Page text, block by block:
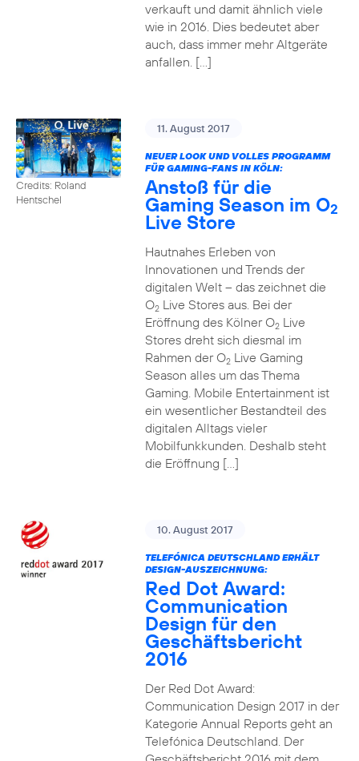
verkauft und damit ähnlich viele
wie in 2016. Dies bedeutet aber
auch, dass immer mehr Altgeräte
anfallen. […]
Credits: Roland
Hentschel
11. August 2017
NEUER LOOK UND VOLLES PROGRAMM
FÜR GAMING-FANS IN KÖLN:
Anstoß für die
Gaming Season im O2
Live Store
Hautnahes Erleben von
Innovationen und Trends der
digitalen Welt – das zeichnet die
O2Live Stores aus. Bei der
Eröffnung des Kölner O2Live
Stores dreht sich diesmal im
Rahmen der O2Live Gaming
Season alles um das Thema
Gaming. Mobile Entertainment ist
ein wesentlicher Bestandteil des
digitalen Alltags vieler
Mobilfunkkunden. Deshalb steht
die Eröffnung […]
10. August 2017
TELEFÓNICA DEUTSCHLAND ERHÄLT
DESIGN-AUSZEICHNUNG:
Red Dot Award:
Communication
Design für den
Geschäftsbericht
2016
Der Red Dot Award:
Communication Design 2017 in der
Kategorie Annual Reports geht an
Telefónica Deutschland. Der